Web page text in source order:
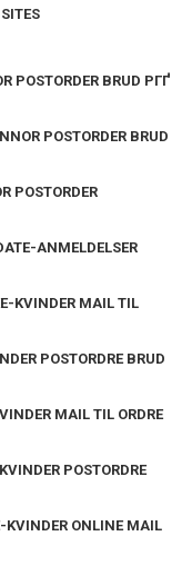
POSTORDER BRUD PГҐ
POSTORDER BRUD
POSTORDER
ANMELDELSER
KVINDER MAIL TIL
POSTORDRE BRUD
MAIL TIL ORDRE
POSTORDRE
KVINDER ONLINE MAIL